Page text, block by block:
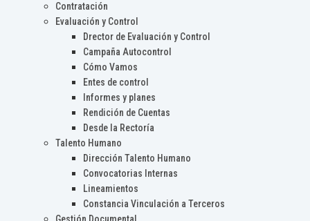
Contratación
Evaluación y Control
Drector de Evaluación y Control
Campaña Autocontrol
Cómo Vamos
Entes de control
Informes y planes
Rendición de Cuentas
Desde la Rectoría
Talento Humano
Dirección Talento Humano
Convocatorias Internas
Lineamientos
Constancia Vinculación a Terceros